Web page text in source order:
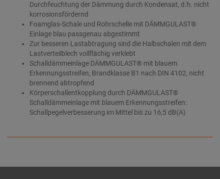
Durchfeuchtung der Dämmung durch Kondensat, d.h. nicht
korrosionsfördernd
Foamglas-Schale und Rohrschelle mit DÄMMGULAST®
Einlage blau passgenau abgestimmt
Zur besseren Lastabtragung sind die Halbschalen mit dem
Lastverteilblech vollflächig verklebt
Schalldämmeinlage DÄMMGULAST® mit blauem
Erkennungsstreifen, Brandklasse B1 nach DIN 4102, nicht
brennend abtropfend
Körperschallentkopplung durch DÄMMGULAST®
Schalldämmeinlage mit blauem Erkennungsstreifen:
Schallpegelverbesserung im Mittel bis zu 16,5 dB(A)